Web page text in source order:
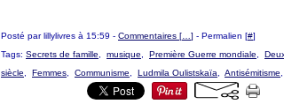
Posté par lillylivres à 15:59 - Commentaires [ ] - Permalien [#]
Tags: Secrets de famille musique Première Guerre mondiale
siècle
Femmes Communisme Ludmila Oulistskaïa Antisémitisme